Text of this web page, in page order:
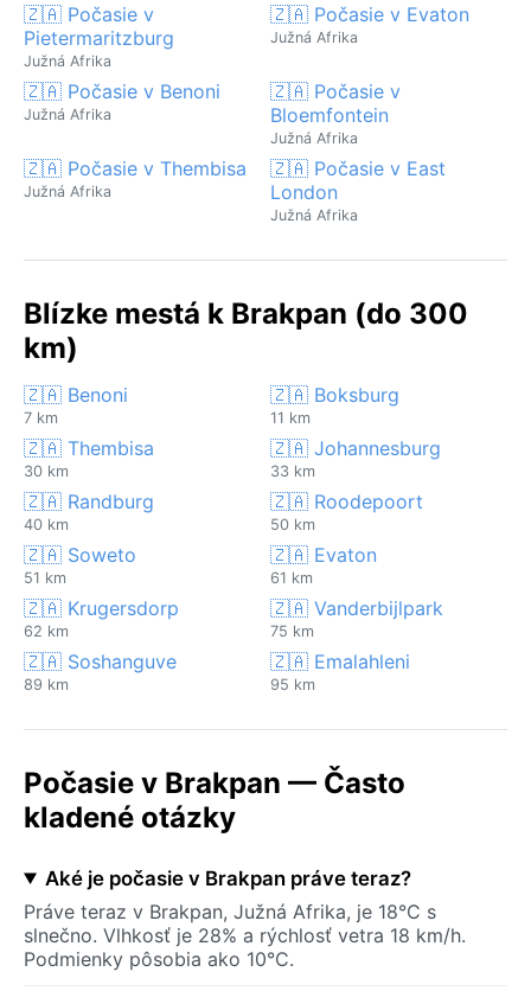
🇿🇦 Počasie v
Pietermaritzburg
Južná Afrika
🇿🇦 Počasie v Evaton
Južná Afrika
🇿🇦 Počasie v Benoni
Južná Afrika
🇿🇦 Počasie v
Bloemfontein
Južná Afrika
🇿🇦 Počasie v Thembisa
Južná Afrika
🇿🇦 Počasie v East
London
Južná Afrika
Blízke mestá k Brakpan (do 300
km)
🇿🇦 Benoni
7 km
🇿🇦 Boksburg
11 km
🇿🇦 Thembisa
30 km
🇿🇦 Johannesburg
33 km
🇿🇦 Randburg
40 km
🇿🇦 Roodepoort
50 km
🇿🇦 Soweto
51 km
🇿🇦 Evaton
61 km
🇿🇦 Krugersdorp
62 km
🇿🇦 Vanderbijlpark
75 km
🇿🇦 Soshanguve
89 km
🇿🇦 Emalahleni
95 km
Počasie v Brakpan — Často
kladené otázky
Aké je počasie v Brakpan práve teraz?
Práve teraz v Brakpan, Južná Afrika, je 18°C s
slnečno. Vlhkosť je 28% a rýchlosť vetra 18 km/h.
Podmienky pôsobia ako 10°C.